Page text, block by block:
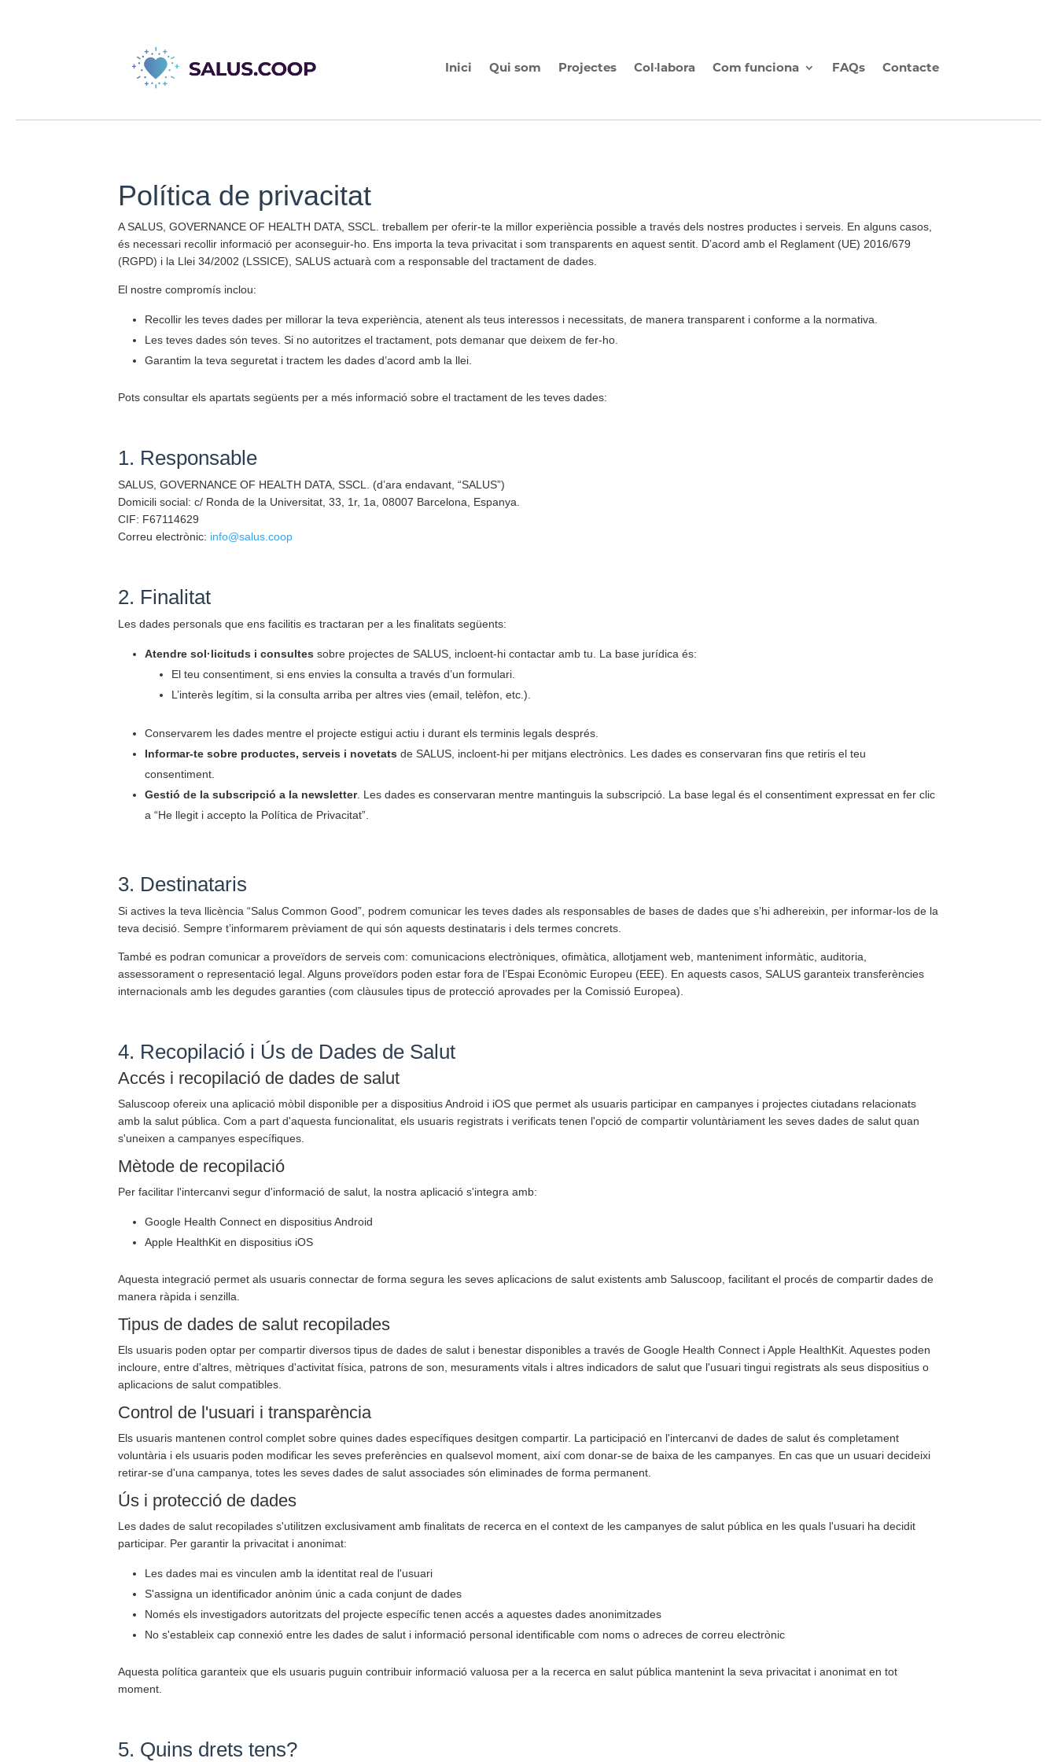
Inici Qui som Projectes Col·labora Com funciona FAQs Contacte
Política de privacitat
A SALUS, GOVERNANCE OF HEALTH DATA, SSCL. treballem per oferir-te la millor experiència possible a través dels nostres productes i serveis. En alguns casos,
és necessari recollir informació per aconseguir-ho. Ens importa la teva privacitat i som transparents en aquest sentit. D’acord amb el Reglament (UE) 2016/679
(RGPD) i la Llei 34/2002 (LSSICE), SALUS actuarà com a responsable del tractament de dades.
El nostre compromís inclou:
Recollir les teves dades per millorar la teva experiència, atenent als teus interessos i necessitats, de manera transparent i conforme a la normativa.
Les teves dades són teves. Si no autoritzes el tractament, pots demanar que deixem de fer-ho.
Garantim la teva seguretat i tractem les dades d’acord amb la llei.
Pots consultar els apartats següents per a més informació sobre el tractament de les teves dades:
1. Responsable
SALUS, GOVERNANCE OF HEALTH DATA, SSCL. (d’ara endavant, “SALUS”)
Domicili social: c/ Ronda de la Universitat, 33, 1r, 1a, 08007 Barcelona, Espanya.
CIF: F67114629
Correu electrònic: info@salus.coop
2. Finalitat
Les dades personals que ens facilitis es tractaran per a les finalitats següents:
Atendre sol·licituds i consultes sobre projectes de SALUS, incloent-hi contactar amb tu. La base jurídica és:
El teu consentiment, si ens envies la consulta a través d’un formulari.
L’interès legítim, si la consulta arriba per altres vies (email, telèfon, etc.).
Conservarem les dades mentre el projecte estigui actiu i durant els terminis legals després.
Informar-te sobre productes, serveis i novetats de SALUS, incloent-hi per mitjans electrònics. Les dades es conservaran fins que retiris el teu
consentiment.
Gestió de la subscripció a la newsletter. Les dades es conservaran mentre mantinguis la subscripció. La base legal és el consentiment expressat en fer clic
a “He llegit i accepto la Política de Privacitat”.
3. Destinataris
Si actives la teva llicència “Salus Common Good”, podrem comunicar les teves dades als responsables de bases de dades que s’hi adhereixin, per informar-los de la
teva decisió. Sempre t’informarem prèviament de qui són aquests destinataris i dels termes concrets.
També es podran comunicar a proveïdors de serveis com: comunicacions electròniques, ofimàtica, allotjament web, manteniment informàtic, auditoria,
assessorament o representació legal. Alguns proveïdors poden estar fora de l’Espai Econòmic Europeu (EEE). En aquests casos, SALUS garanteix transferències
internacionals amb les degudes garanties (com clàusules tipus de protecció aprovades per la Comissió Europea).
4. Recopilació i Ús de Dades de Salut
Accés i recopilació de dades de salut
Saluscoop ofereix una aplicació mòbil disponible per a dispositius Android i iOS que permet als usuaris participar en campanyes i projectes ciutadans relacionats
amb la salut pública. Com a part d'aquesta funcionalitat, els usuaris registrats i verificats tenen l'opció de compartir voluntàriament les seves dades de salut quan
s'uneixen a campanyes específiques.
Mètode de recopilació
Per facilitar l'intercanvi segur d'informació de salut, la nostra aplicació s'integra amb:
Google Health Connect en dispositius Android
Apple HealthKit en dispositius iOS
Aquesta integració permet als usuaris connectar de forma segura les seves aplicacions de salut existents amb Saluscoop, facilitant el procés de compartir dades de
manera ràpida i senzilla.
Tipus de dades de salut recopilades
Els usuaris poden optar per compartir diversos tipus de dades de salut i benestar disponibles a través de Google Health Connect i Apple HealthKit. Aquestes poden
incloure, entre d'altres, mètriques d'activitat física, patrons de son, mesuraments vitals i altres indicadors de salut que l'usuari tingui registrats als seus dispositius o
aplicacions de salut compatibles.
Control de l'usuari i transparència
Els usuaris mantenen control complet sobre quines dades específiques desitgen compartir. La participació en l'intercanvi de dades de salut és completament
voluntària i els usuaris poden modificar les seves preferències en qualsevol moment, així com donar-se de baixa de les campanyes. En cas que un usuari decideixi
retirar-se d'una campanya, totes les seves dades de salut associades són eliminades de forma permanent.
Ús i protecció de dades
Les dades de salut recopilades s'utilitzen exclusivament amb finalitats de recerca en el context de les campanyes de salut pública en les quals l'usuari ha decidit
participar. Per garantir la privacitat i anonimat:
Les dades mai es vinculen amb la identitat real de l'usuari
S'assigna un identificador anònim únic a cada conjunt de dades
Només els investigadors autoritzats del projecte específic tenen accés a aquestes dades anonimitzades
No s'estableix cap connexió entre les dades de salut i informació personal identificable com noms o adreces de correu electrònic
Aquesta política garanteix que els usuaris puguin contribuir informació valuosa per a la recerca en salut pública mantenint la seva privacitat i anonimat en tot
moment.
5. Quins drets tens?